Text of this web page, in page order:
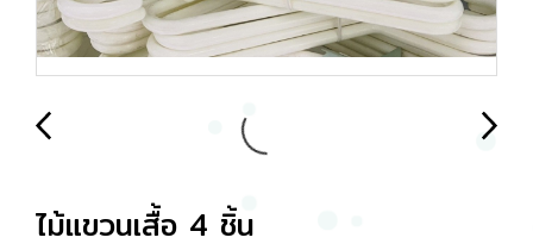
ไม้แขวนเสื้อ 4 ชิ้น